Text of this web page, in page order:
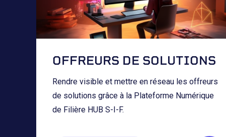
OFFREURS DE SOLUTIONS
Rendre visible et mettre en réseau les offreurs
de solutions grâce à la Plateforme Numérique
de Filière HUB S-I-F.